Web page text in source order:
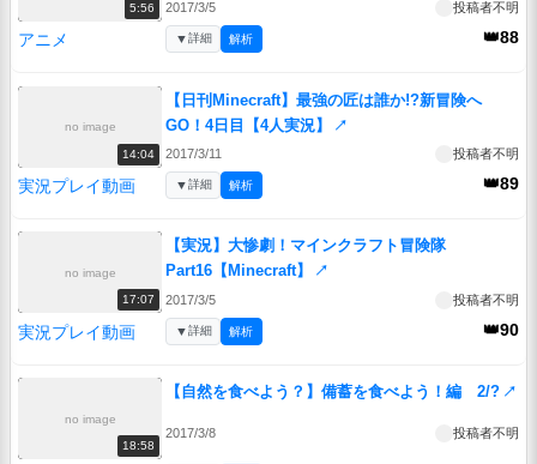
5:56 2017/3/5 投稿者不明
アニメ 👑88
▼詳細 解析
no image
14:04
【日刊Minecraft】最強の匠は誰か!?新冒険へ
GO！4日目【4人実況】
↗
2017/3/11 投稿者不明
実況プレイ動画 👑89
▼詳細 解析
no image
17:07
【実況】大惨劇！マインクラフト冒険隊
Part16【Minecraft】
↗
2017/3/5 投稿者不明
実況プレイ動画 👑90
▼詳細 解析
no image
18:58
【自然を食べよう？】備蓄を食べよう！編 2/? ↗
2017/3/8 投稿者不明